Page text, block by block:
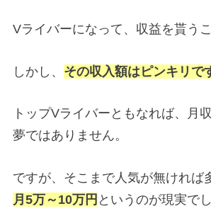
Vライバーになって、収益を貰う
しかし、 その収入額はピンキリで
トップVライバーともなれば、月
夢ではありません。
ですが、そこまで人気が無ければ
月5万～10万円 というのが現実でし